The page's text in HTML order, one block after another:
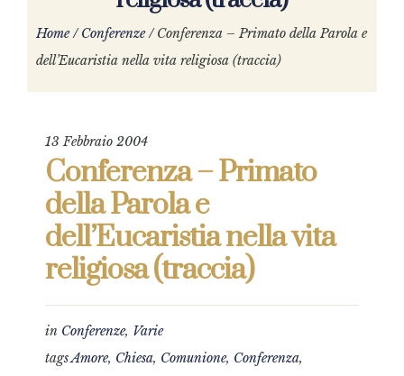
Home /Conferenze /Conferenza – Primato della Parola e
dell’Eucaristia nella vita religiosa (traccia)
13 Febbraio 2004
Conferenza – Primato
della Parola e
dell’Eucaristia nella vita
religiosa (traccia)
in Conferenze, Varie
tagsAmore, Chiesa, Comunione, Conferenza,